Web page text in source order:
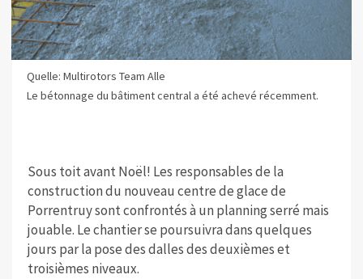
Quelle: Multirotors Team Alle
Le bétonnage du bâtiment central a été achevé récemment.
Sous toit avant Noël! Les responsables de la
construction du nouveau centre de glace de
Porrentruy sont confrontés à un planning serré mais
jouable. Le chantier se poursuivra dans quelques
jours par la pose des dalles des deuxièmes et
troisièmes niveaux.